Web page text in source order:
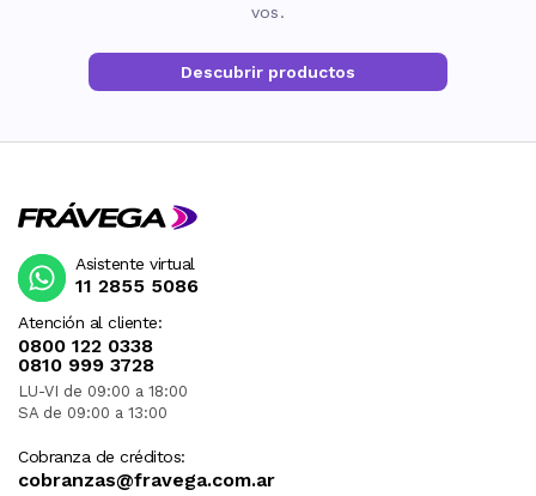
vos.
Descubrir productos
Atención al cliente:
0800 122 0338
0810 999 3728
LU-VI de 09:00 a 18:00
SA de 09:00 a 13:00
Cobranza de créditos:
cobranzas@fravega.com.ar
Asistente virtual
11 2855 5086